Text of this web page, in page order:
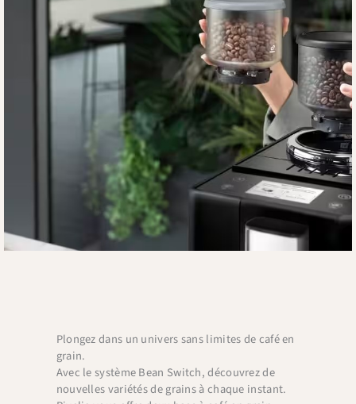
Plongez dans un univers sans limites de café en
grain.
Avec le système Bean Switch, découvrez de
nouvelles variétés de grains à chaque instant.